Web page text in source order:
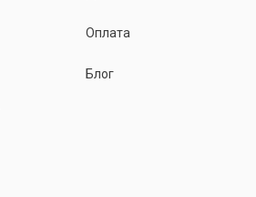
Оплата
Блог